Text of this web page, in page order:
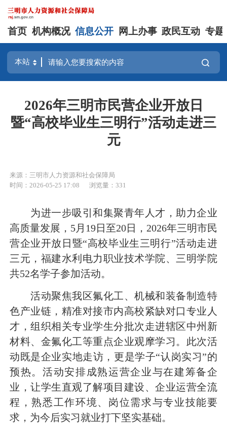
首页 机构概况 信息公开 网上办事 政民互动 专题
2026年三明市民营企业开放日
暨“高校毕业生三明行”活动走进三
元
来源：三明市人力资源和社会保障局
时间：2026-05-25 17:08
浏览量：331
为进一步吸引和集聚青年人才，助力企业
高质量发展，5月19日至20日，2026年三明市民
营企业开放日暨“高校毕业生三明行”活动走进
三元，福建水利电力职业技术学院、三明学院
共52名学子参加活动。
活动聚焦我区氟化工、机械和装备制造特
色产业链，精准对接市内高校紧缺对口专业人
才，组织相关专业学生分批次走进辖区中州新
材料、金氟化工等重点企业观摩学习。此次活
动既是企业实地走访，更是学子“认岗实习”的
预热。活动安排成熟运营企业与在建筹备企
业，让学生直观了解项目建设、企业运营全流
程，熟悉工作环境、岗位需求与专业技能要
求，为今后实习就业打下坚实基础。